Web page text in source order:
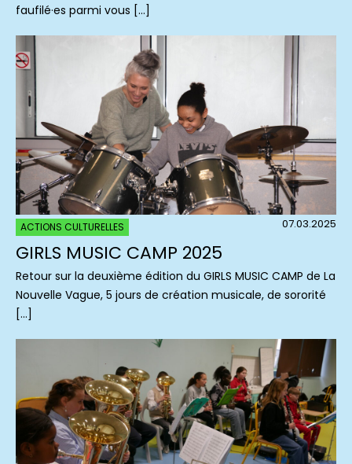
faufilé·es parmi vous […]
ACTIONS CULTURELLES 07.03.2025
GIRLS MUSIC CAMP 2025
Retour sur la deuxième édition du GIRLS MUSIC CAMP de La
Nouvelle Vague, 5 jours de création musicale, de sororité
[…]